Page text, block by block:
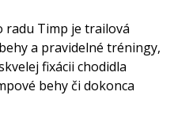
radu Timp je trailová
a pravidelné tréningy,
fixácii chodidla
behy či dokonca